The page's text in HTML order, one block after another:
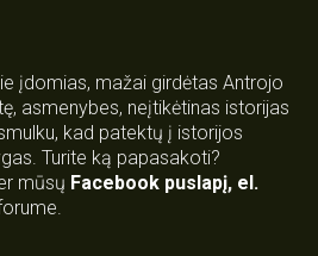
įdomias, mažai girdėtas Antrojo
asmenybes, neįtikėtinas istorijas
kad patektų į istorijos
Turite ką papasakoti?
mūsų Facebook puslapį, el.